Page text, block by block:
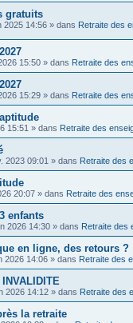
gratuits
2025 14:56 » dans Retraite des
15:50 » dans Retraite des
15:29 » dans Retraite des
15:51 » dans Retraite des
2023 09:01 » dans Retraite des
20:07 » dans Retraite des
enfants
2026 14:30 » dans Retraite des
en ligne, des retours ?
2026 14:06 » dans Retraite des
2026 14:12 » dans Retraite des
la retraite